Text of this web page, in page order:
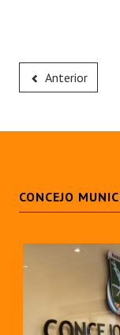
Anterior
CONCEJO